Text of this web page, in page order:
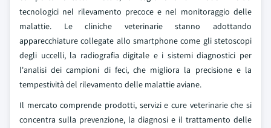
tecnologici nel rilevamento precoce e nel monitoraggio delle
malattie. Le cliniche veterinarie stanno adottando
apparecchiature collegate allo smartphone come gli stetoscopi
degli uccelli, la radiografia digitale e i sistemi diagnostici per
l'analisi dei campioni di feci, che migliora la precisione e la
tempestività del rilevamento delle malattie aviane.
Il mercato comprende prodotti, servizi e cure veterinarie che si
concentra sulla prevenzione, la diagnosi e il trattamento delle